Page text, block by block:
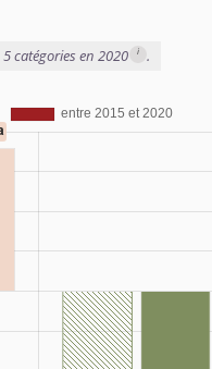
catégories en 2020 i .